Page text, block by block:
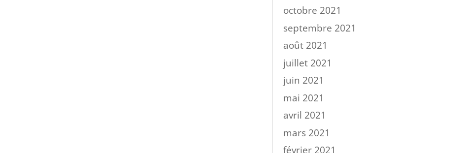
octobre 2021
septembre 2021
août 2021
juillet 2021
juin 2021
mai 2021
avril 2021
mars 2021
février 2021